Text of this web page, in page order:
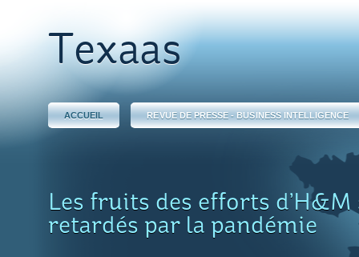
Texaas
ACCUEIL REVUE DE PRESSE - BUSINESS INTELLIGENCE
Les fruits des efforts d’H&M
retardés par la pandémie